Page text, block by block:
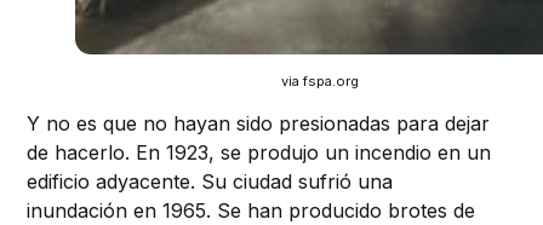
via fspa.org
Y no es que no hayan sido presionadas para dejar
de hacerlo. En 1923, se produjo un incendio en un
edificio adyacente. Su ciudad sufrió una
inundación en 1965. Se han producido brotes de